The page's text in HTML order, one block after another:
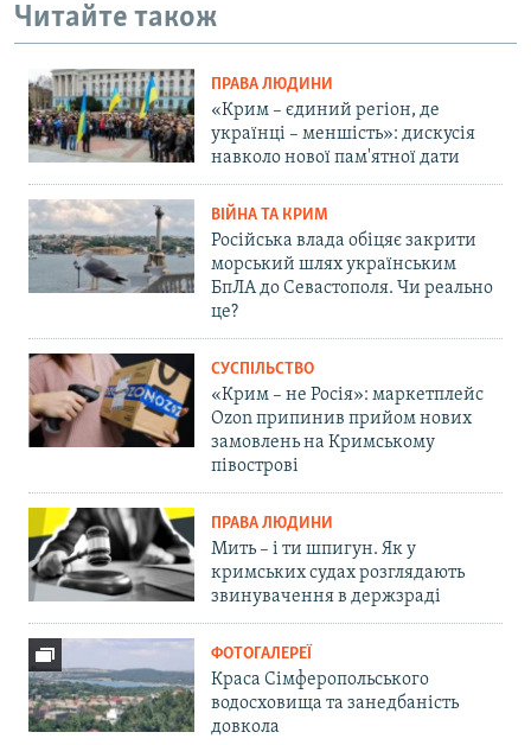
Читайте також
ПРАВА ЛЮДИНИ
«Крим – єдиний регіон, де
українці – меншість»: дискусія
навколо нової пам'ятної дати
ВІЙНА ТА КРИМ
Російська влада обіцяє закрити
морський шлях українським
БпЛА до Севастополя. Чи реально
це?
СУСПІЛЬСТВО
«Крим – не Росія»: маркетплейс
Ozon припинив прийом нових
замовлень на Кримському
півострові
ПРАВА ЛЮДИНИ
Мить – і ти шпигун. Як у
кримських судах розглядають
звинувачення в держзраді
ФОТОГАЛЕРЕЇ
Краса Сімферопольського
водосховища та занедбаність
довкола